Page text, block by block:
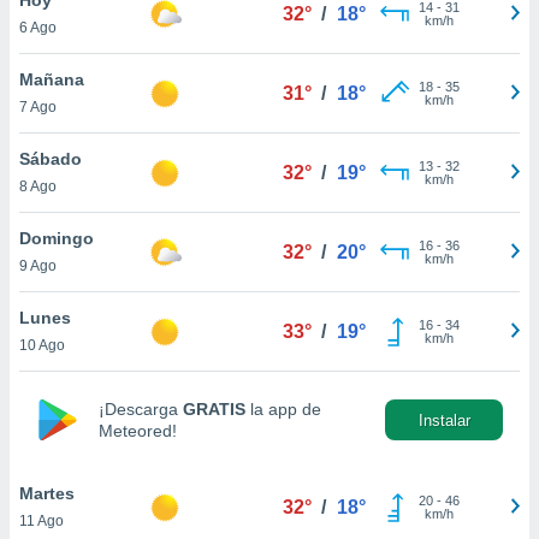
en
más
nuestra
de
aceptar
de
6 Ago
32° / 18° 14- 31
km/h
Mañana
7 Ago
31° / 18° 18- 35
km/h
Sábado
8 Ago
32° / 19° 13- 32
km/h
Domingo
9 Ago
32° / 20° 16- 36
km/h
Lunes
10 Ago
33° / 19° 16- 34
km/h
¡Descarga GRATIS la app de
Meteored!
Instalar
Martes
11 Ago
32° / 18° 20- 46
km/h